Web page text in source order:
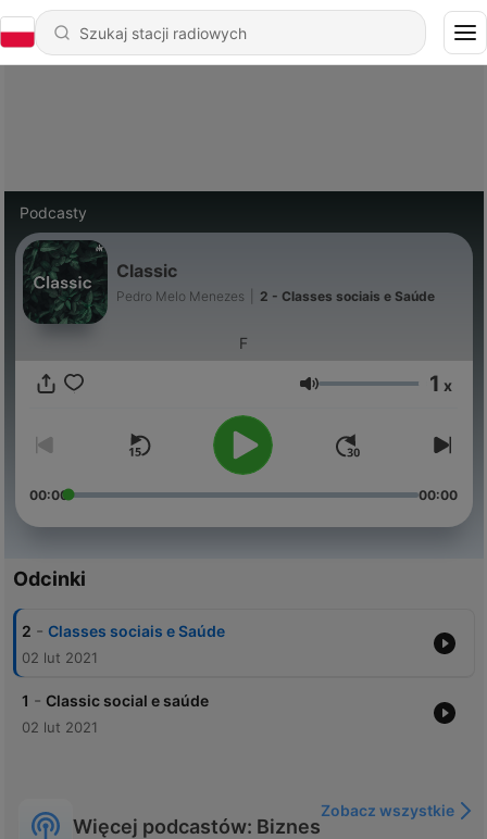
Podcasty
Classic
Pedro Melo Menezes 2 - Classes sociais e Saúde
F
Głośność 1 x
00:00 00:00
Odcinki
2 - Classes sociais e Saúde
02 lut 2021
1 - Classic social e saúde
02 lut 2021
Więcej podcastów: Biznes
Zobacz wszystkie